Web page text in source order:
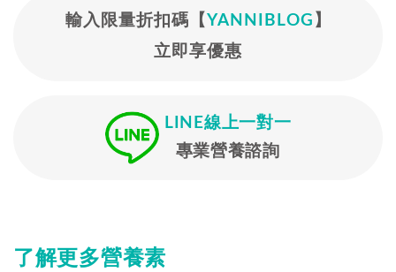
輸入限量折扣碼【 YANNIBLOG 】
立即享優惠
LINE線上一對一
專業營養諮詢
了解更多營養素